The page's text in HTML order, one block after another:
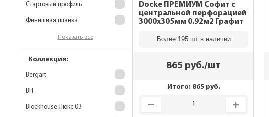
Стартовый профиль
Финишная планка
Показать все
Коллекция:
Bergart
BH
Blockhouse Люкс 03
Docke ПРЕМИУМ Софит с
центральной перфорацией
3000х305мм 0.92м2 Графит
Более 195 шт в наличии
865 руб./шт
Итого: 865руб.